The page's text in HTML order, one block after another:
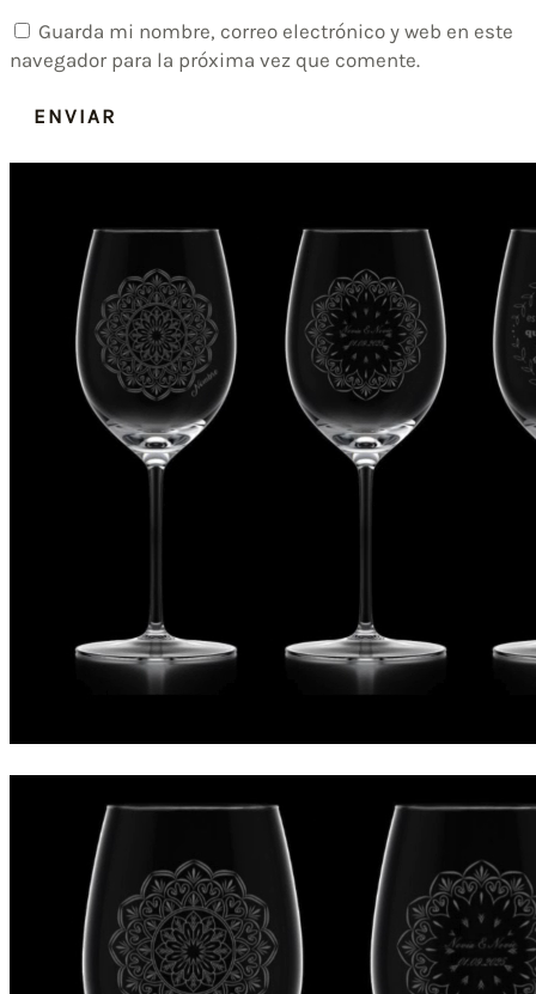
Guarda mi nombre, correo electrónico y web en este
navegador para la próxima vez que comente.